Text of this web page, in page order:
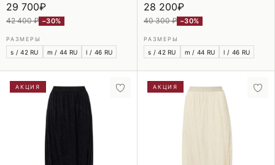
29 700₽
42 400 ₽ −30%
РАЗМЕРЫ
s / 42 RU m / 44 RU l / 46 RU
28 200₽
40 300 ₽ −30%
РАЗМЕРЫ
s / 42 RU m / 44 RU l / 46 RU
АКЦИЯ АКЦИЯ